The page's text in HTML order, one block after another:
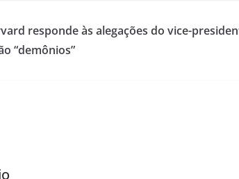
responde às alegações do vice-
“demônios”